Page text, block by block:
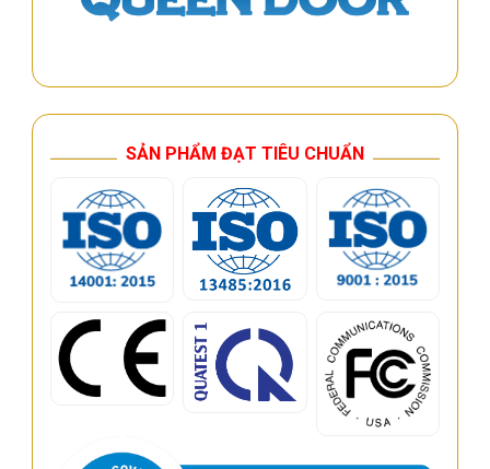
SẢN PHẨM ĐẠT TIÊU CHUẨN